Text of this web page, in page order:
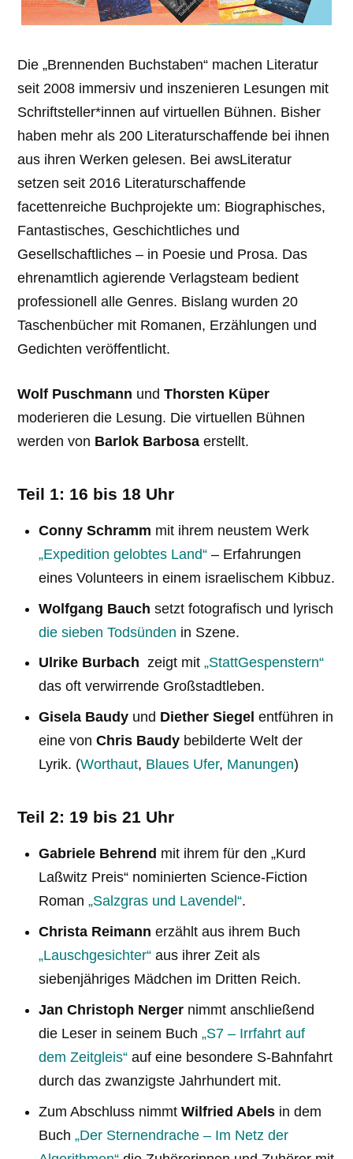
Die „Brennenden Buchstaben“ machen Literatur
seit 2008 immersiv und inszenieren Lesungen mit
Schriftsteller*innen auf virtuellen Bühnen. Bisher
haben mehr als 200 Literaturschaffende bei ihnen
aus ihren Werken gelesen. Bei awsLiteratur
setzen seit 2016 Literaturschaffende
facettenreiche Buchprojekte um: Biographisches,
Fantastisches, Geschichtliches und
Gesellschaftliches – in Poesie und Prosa. Das
ehrenamtlich agierende Verlagsteam bedient
professionell alle Genres. Bislang wurden 20
Taschenbücher mit Romanen, Erzählungen und
Gedichten veröffentlicht.
Wolf Puschmann undThorsten Küper
moderieren die Lesung. Die virtuellen Bühnen
werden von Barlok Barbosa erstellt.
Teil 1: 16 bis 18 Uhr
Conny Schramm mit ihrem neustem Werk
„Expedition gelobtes Land“– Erfahrungen
eines Volunteers in einem israelischem Kibbuz.
Wolfgang Bauch setzt fotografisch und lyrisch
die sieben Todsünden in Szene.
Ulrike Burbach zeigt mit „StattGespenstern“
das oft verwirrende Großstadtleben.
Gisela Baudyund Diether Siegel entführen in
eine von Chris Baudybebilderte Welt der
Lyrik. (Worthaut, Blaues Ufer, Manungen)
Teil 2: 19 bis 21 Uhr
Gabriele Behrend mit ihrem für den „Kurd
Laßwitz Preis“ nominierten Science-Fiction
Roman „Salzgras und Lavendel“.
Christa Reimann erzählt aus ihrem Buch
„Lauschgesichter“aus ihrer Zeit als
siebenjähriges Mädchen im Dritten Reich.
Jan Christoph Nergernimmt anschließend
die Leser in seinem Buch „S7 – Irrfahrt auf
dem Zeitgleis“auf eine besondere S-Bahnfahrt
durch das zwanzigste Jahrhundert mit.
Zum Abschluss nimmt Wilfried Abelsin dem
Buch „Der Sternendrache – Im Netz der